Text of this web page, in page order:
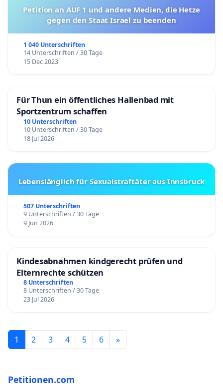
Petition an AUF 1 und andere Medien, die Hetze
gegen den Staat Israel zu beenden
1 040 Unterschriften
14 Unterschriften / 30 Tage
15 Dec 2023
Für Thun ein öffentliches Hallenbad mit
Sportzentrum schaffen
10 Unterschriften
10 Unterschriften / 30 Tage
18 Jul 2026
Lebenslänglich für Sexualstraftäter aus Innsbruck
507 Unterschriften
9 Unterschriften / 30 Tage
9 Jun 2026
Kindesabnahmen kindgerecht prüfen und
Elternrechte schützen
8 Unterschriften
8 Unterschriften / 30 Tage
23 Jul 2026
1 2 3 4 5 6 »
Petitionen.com